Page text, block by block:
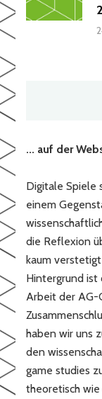
... auf der
Digitale Spiele
einem
die Reflexion
kaum
Hintergrund ist
Arbeit der AG-
haben wir uns
den
game studies
theoretisch